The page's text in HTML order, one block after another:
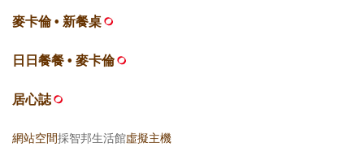
麥卡倫 • 新餐桌
日日餐餐 • 麥卡倫
居心誌
網站空間採智邦生活館虛擬主機